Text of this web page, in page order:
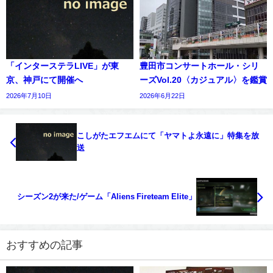
「インターステラLIVE」が東
京、神戸にて開催へ
2026年7月10日
豊田市コンサートホール・シリ
ーズVol.20〈カジュアル〉を鑑賞
2026年6月22日
こしがたエフエムにて「ヤマトよ永遠に」特集を放
送
シーズン2が来た/ゲーム「Aliens Fireteam Elite」
おすすめの記事